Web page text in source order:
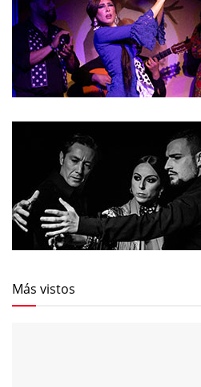
Más vistos